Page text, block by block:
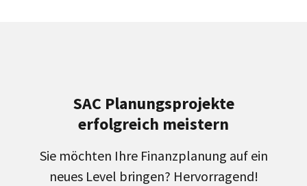
SAC Planungsprojekte
erfolgreich meistern
Sie möchten Ihre Finanzplanung auf ein
neues Level bringen? Hervorragend!